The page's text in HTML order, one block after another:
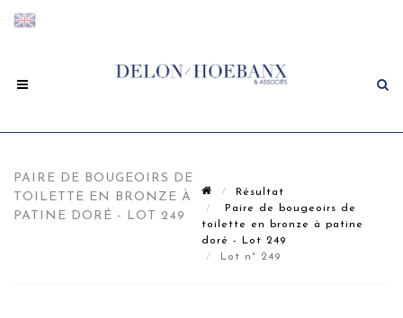
PAIRE DE BOUGEOIRS DE
TOILETTE EN BRONZE À
PATINE DORÉ - LOT 249
Résultat
Paire de bougeoirs de
toilette en bronze à patine
doré - Lot 249
Lot n° 249